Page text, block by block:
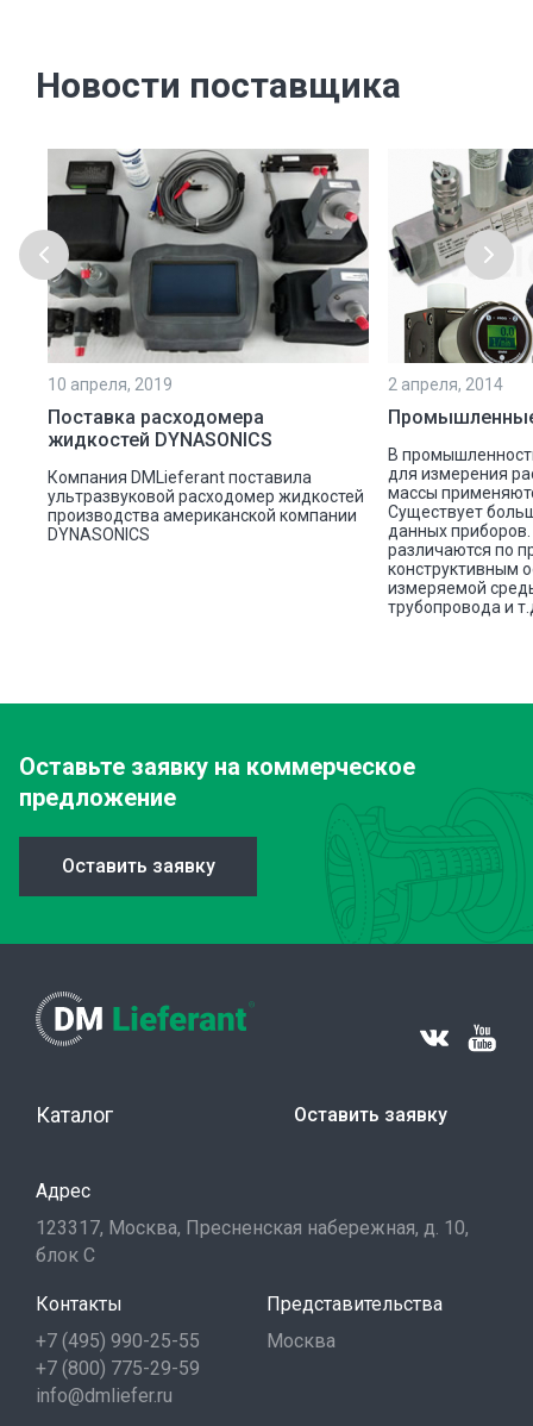
Новости поставщика
10 апреля, 2019
Поставка расходомера
жидкостей DYNASONICS
Компания DMLieferant поставила
ультразвуковой расходомер жидкостей
производства американской компании
DYNASONICS
2 апреля, 2014
В
для измерения
массы
Существует
данных
различаются по
конструктивным
измеряемой
трубопровода и
Оставьте заявку на коммерческое
предложение
Оставить заявку
Каталог Оставить заявку
Адрес
123317, Москва, Пресненская набережная, д. 10,
блок С
Контакты
+7 (495) 990-25-55
+7 (800) 775-29-59
info@dmliefer.ru
Представительства
Москва